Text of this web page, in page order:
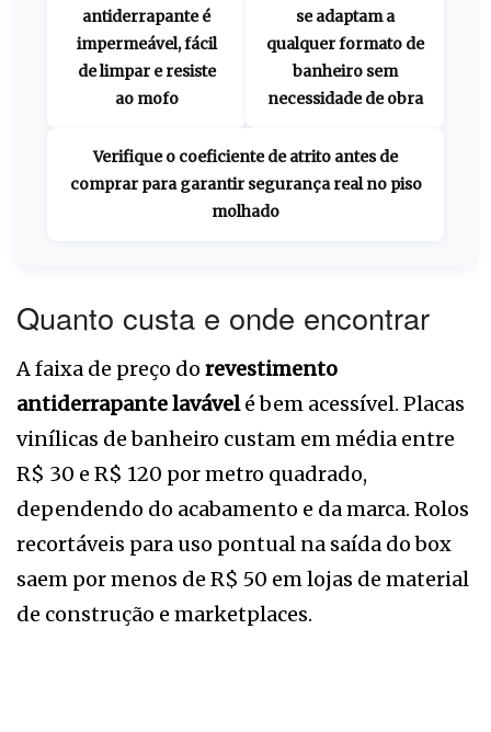
antiderrapante é
impermeável, fácil
de limpar e resiste
ao mofo
se adaptam a
qualquer formato de
banheiro sem
necessidade de obra
Verifique o coeficiente de atrito antes de
comprar para garantir segurança real no piso
molhado
Quanto custa e onde encontrar
A faixa de preço do revestimento
antiderrapante lavávelé bem acessível. Placas
vinílicas de banheiro custam em média entre
R$ 30 e R$ 120 por metro quadrado,
dependendo do acabamento e da marca. Rolos
recortáveis para uso pontual na saída do box
saem por menos de R$ 50 em lojas de material
de construção e marketplaces.